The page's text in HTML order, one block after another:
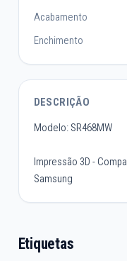
Acabamento
Enchimento
DESCRIÇÃO
Modelo: SR468MW
Impressão 3D -
Samsung
Etiquetas